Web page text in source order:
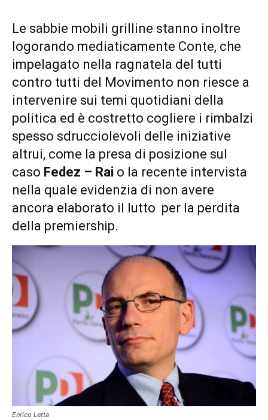
Le sabbie mobili grilline stanno inoltre
logorando mediaticamente Conte, che
impelagato nella ragnatela del tutti
contro tutti del Movimento non riesce a
intervenire sui temi quotidiani della
politica ed è costretto cogliere i rimbalzi
spesso sdrucciolevoli delle iniziative
altrui, come la presa di posizione sul
caso Fedez – Rai o la recente intervista
nella quale evidenzia di non avere
ancora elaborato il lutto per la perdita
della premiership.
Enrico Letta